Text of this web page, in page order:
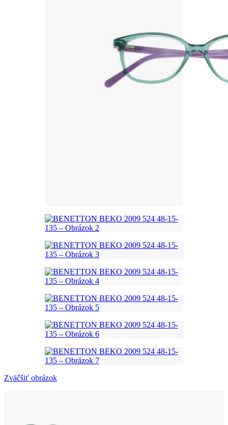
Zväčšiť obrázok